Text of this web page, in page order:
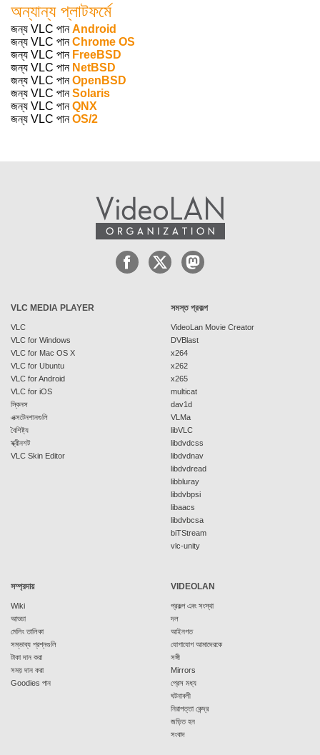
অন্যান্য প্লাটফর্মে
জন্য VLC পানAndroid
জন্য VLC পানChrome OS
জন্য VLC পান FreeBSD
জন্য VLC পান NetBSD
জন্য VLC পানOpenBSD
জন্য VLC পানSolaris
জন্য VLC পানQNX
জন্য VLC পানOS/2
VLC MEDIA PLAYER
VLC
VLC for Windows
VLC for Mac OS X
VLC for Ubuntu
VLC for Android
VLC for iOS
স্কিনস
এক্সটেনশানগুলি
বৈশিষ্ট্য
স্ক্রীনশট
VLC Skin Editor
সমস্ত প্রকল্প
VideoLan Movie Creator
DVBlast
x264
x262
x265
multicat
dav1d
VLMa
libVLC
libdvdcss
libdvdnav
libdvdread
libbluray
libdvbpsi
libaacs
libdvbcsa
biTStream
vlc-unity
সম্প্রদায়
Wiki
আড্ডা
মেলিং তালিকা
সম্ভাব্য প্রশ্নগুলি
টাকা দান করা
সময় দান করা
Goodies পান
VIDEOLAN
প্রকল্প এবং সংস্থা
দল
আইনগত
যোগাযোগ আমাদেরকে
সঙ্গী
Mirrors
প্রেস মধ্য
ঘটনাবলী
নিরাপত্তা কেন্দ্র
জড়িত হন
সংবাদ